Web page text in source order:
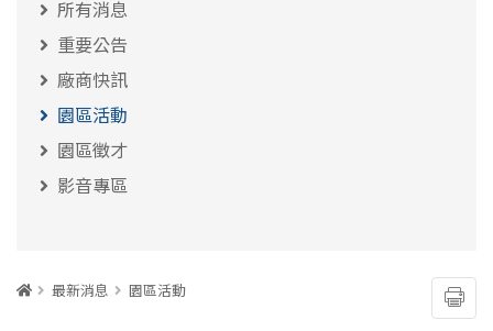
所有消息
重要公告
廠商快訊
園區活動
園區徵才
影音專區
首頁 最新消息 園區活動 友善